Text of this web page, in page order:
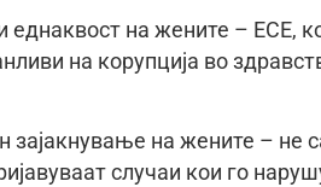
на жените – ЕСЕ,
на корупција во
зајакнување на жените – не
случаи кои го